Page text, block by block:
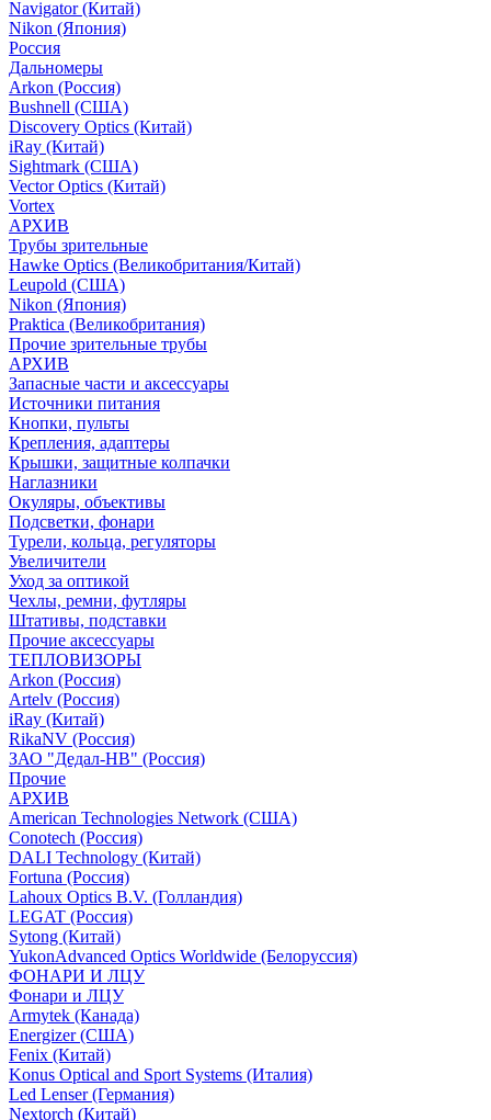
Navigator (Китай)
Nikon (Япония)
Россия
Дальномеры
Arkon (Россия)
Bushnell (США)
Discovery Optics (Китай)
iRay (Китай)
Sightmark (США)
Vector Optics (Китай)
Vortex
АРХИВ
Трубы зрительные
Hawke Optics (Великобритания/Китай)
Leupold (США)
Nikon (Япония)
Praktica (Великобритания)
Прочие зрительные трубы
АРХИВ
Запасные части и аксессуары
Источники питания
Кнопки, пульты
Крепления, адаптеры
Крышки, защитные колпачки
Наглазники
Окуляры, объективы
Подсветки, фонари
Турели, кольца, регуляторы
Увеличители
Уход за оптикой
Чехлы, ремни, футляры
Штативы, подставки
Прочие аксессуары
ТЕПЛОВИЗОРЫ
Arkon (Россия)
Artelv (Россия)
iRay (Китай)
RikaNV (Россия)
ЗАО "Дедал-НВ" (Россия)
Прочие
АРХИВ
American Technologies Network (США)
Conotech (Россия)
DALI Technology (Китай)
Fortuna (Россия)
Lahoux Optics B.V. (Голландия)
LEGAT (Россия)
Sytong (Китай)
YukonAdvanced Optics Worldwide (Белоруссия)
ФОНАРИ И ЛЦУ
Фонари и ЛЦУ
Armytek (Канада)
Energizer (США)
Fenix (Китай)
Konus Optical and Sport Systems (Италия)
Led Lenser (Германия)
Nextorch (Китай)